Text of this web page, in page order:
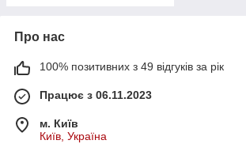
Про нас
100% позитивних з 49 відгуків за рік
Працює з 06.11.2023
м. Київ
Київ, Україна